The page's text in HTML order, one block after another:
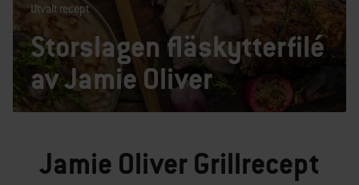
Utvalt recept
Storslagen fläskytterfilé
av Jamie Oliver
Jamie Oliver Grillrecept